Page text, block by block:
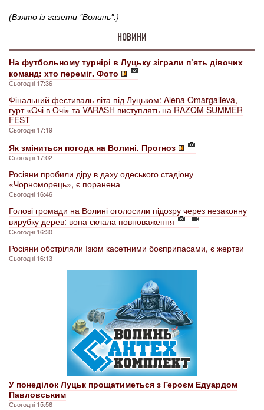
(Взято із газети "Волинь".)
НОВИНИ
На футбольному турнірі в Луцьку зіграли п’ять дівочих
команд: хто переміг. Фото
Сьогодні 17:36
Фінальний фестиваль літа під Луцьком: Alena Omargalieva,
гурт «Очі в Очі» та VARASH виступлять на RAZOM SUMMER
FEST
Сьогодні 17:19
Як зміниться погода на Волині. Прогноз
Сьогодні 17:02
Росіяни пробили діру в даху одеського стадіону
«Чорноморець», є поранена
Сьогодні 16:46
Голові громади на Волині оголосили підозру через незаконну
вирубку дерев: вона склала повноваження
Сьогодні 16:30
Росіяни обстріляли Ізюм касетними боєприпасами, є жертви
Сьогодні 16:13
У понеділок Луцьк прощатиметься з Героєм Едуардом
Павловським
Сьогодні 15:56